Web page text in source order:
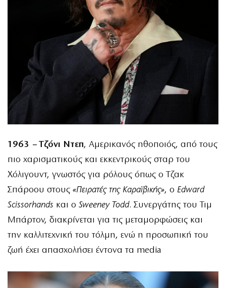
1963 – Τζόνι Ντεπ, Αμερικανός ηθοποιός, από τους
πιο χαρισματικούς και εκκεντρικούς σταρ του
Χόλιγουντ, γνωστός για ρόλους όπως ο Τζακ
Σπάροου στους «Πειρατές της Καραϊβικής», ο Edward
Scissorhands και ο Sweeney Todd. Συνεργάτης του Τιμ
Μπάρτον, διακρίνεται για τις μεταμορφώσεις και
την καλλιτεχνική του τόλμη, ενώ η προσωπική του
ζωή έχει απασχολήσει έντονα τα media